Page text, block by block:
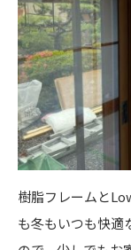
樹脂フレームと
も冬もいつも快適